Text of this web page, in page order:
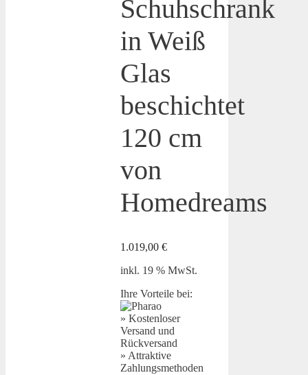
Schuhschrank
in Weiß
Glas
beschichtet
120 cm
von
Homedreams
1.019,00€
inkl. 19 % MwSt.
Ihre Vorteile bei:
» Kostenloser
Versand und
Rückversand
» Attraktive
Zahlungsmethoden